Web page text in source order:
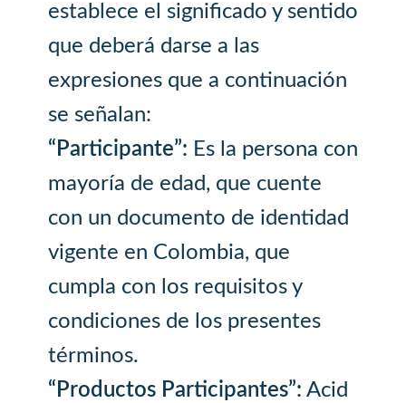
establece el significado y sentido
que deberá darse a las
expresiones que a continuación
se señalan:
“Participante”: Es la persona con
mayoría de edad, que cuente
con un documento de identidad
vigente en Colombia, que
cumpla con los requisitos y
condiciones de los presentes
términos.
“Productos Participantes”: Acid